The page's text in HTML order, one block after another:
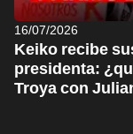
16/07/2026
Keiko recibe
presidenta:
Troya con